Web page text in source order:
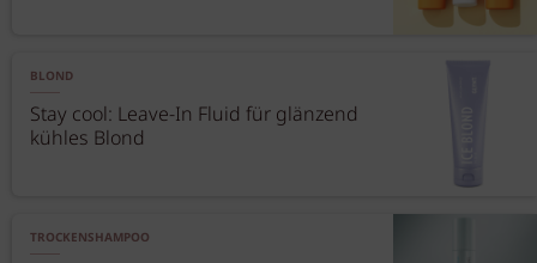
BLOND
Stay cool: Leave-In Fluid für glänzend
kühles Blond
TROCKENSHAMPOO